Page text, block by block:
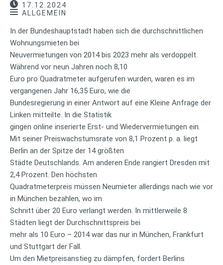
17.12.2024
ALLGEMEIN
In der Bundeshauptstadt haben sich die durchschnittlichen
Wohnungsmieten bei
Neuvermietungen von 2014 bis 2023 mehr als verdoppelt.
Während vor neun Jahren noch 8,10
Euro pro Quadratmeter aufgerufen wurden, waren es im
vergangenen Jahr 16,35 Euro, wie die
Bundesregierung in einer Antwort auf eine Kleine Anfrage der
Linken mitteilte. In die Statistik
gingen online inserierte Erst- und Wiedervermietungen ein.
Mit seiner Preiswachstumsrate von 8,1 Prozent p. a. liegt
Berlin an der Spitze der 14 größten
Städte Deutschlands. Am anderen Ende rangiert Dresden mit
2,4 Prozent. Den höchsten
Quadratmeterpreis müssen Neumieter allerdings nach wie vor
in München bezahlen, wo im
Schnitt über 20 Euro verlangt werden. In mittlerweile 8
Städten liegt der Durchschnittspreis bei
mehr als 10 Euro – 2014 war das nur in München, Frankfurt
und Stuttgart der Fall.
Um den Mietpreisanstieg zu dämpfen, fordert Berlins